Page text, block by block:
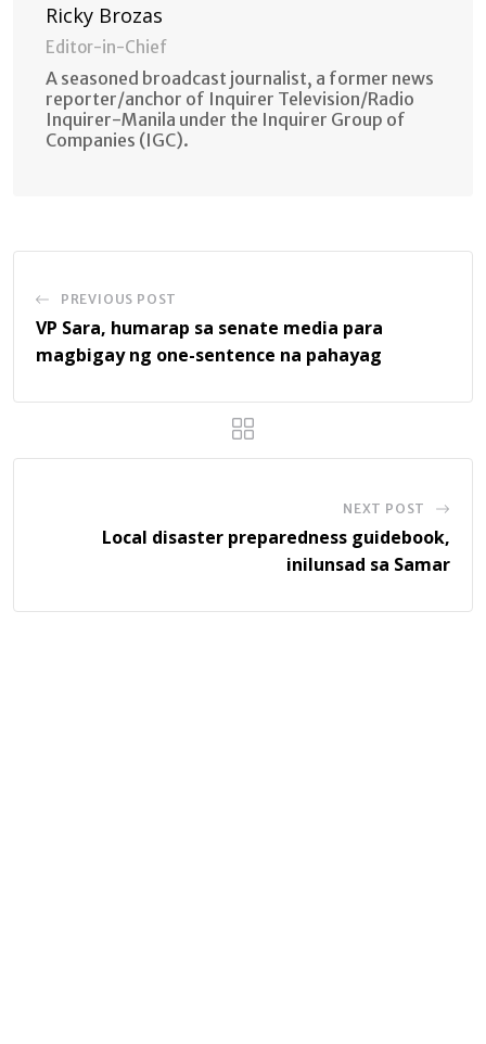
Ricky Brozas
Editor-in-Chief
A seasoned broadcast journalist, a former news
reporter/anchor of Inquirer Television/Radio
Inquirer-Manila under the Inquirer Group of
Companies (IGC).
PREVIOUS POST
VP Sara, humarap sa senate media para
magbigay ng one-sentence na pahayag
NEXT POST
Local disaster preparedness guidebook,
inilunsad sa Samar